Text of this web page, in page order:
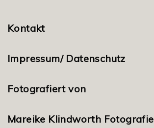
Kontakt
Impressum/ Datenschutz
Fotografiert von
Mareike Klindworth Fotografie